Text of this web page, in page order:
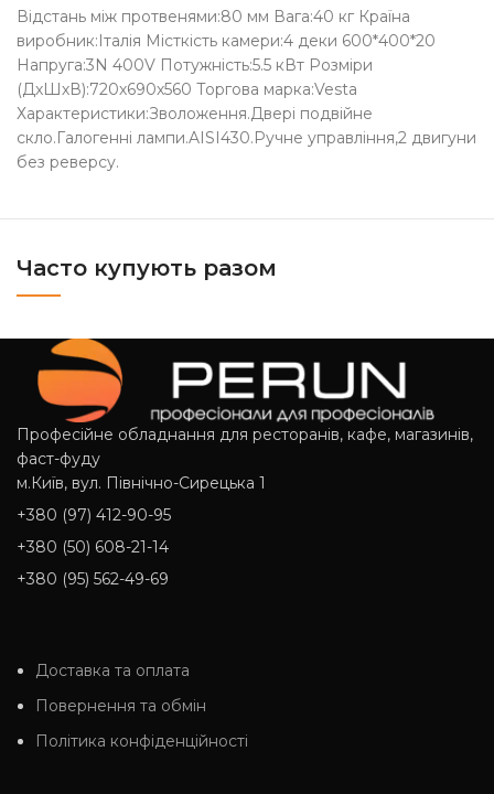
Відстань між протвенями:80 мм Вага:40 кг Країна
виробник:Італія Місткість камери:4 деки 600*400*20
Напруга:3N 400V Потужність:5.5 кВт Розміри
(ДхШхВ):720х690х560 Торгова марка:Vesta
Характеристики:Зволоження.Двері подвійне
скло.Галогенні лампи.AISI430.Ручне управління,2 двигуни
без реверсу.
Часто купують разом
Професійне обладнання для ресторанів, кафе, магазинів,
фаст-фуду
м.Київ, вул. Північно-Сирецька 1
+380 (97) 412-90-95
+380 (50) 608-21-14
+380 (95) 562-49-69
Доставка та оплата
Повернення та обмін
Політика конфіденційності